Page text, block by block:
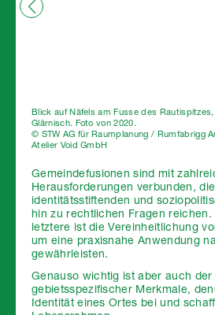
Blick auf Näfels am Fusse des
Glärnisch. Foto von 2020.
© STW AG für Raumplanung / Rumfabrigg
Atelier Void GmbH
Gemeindefusionen sind mit
Herausforderungen verbunden,
identitätsstiftenden und
hin zu rechtlichen Fragen
letztere ist die Vereinheitlichung
um eine praxisnahe Anwendung
gewährleisten.
Genauso wichtig ist aber auch der
gebietsspezifischer Merkmale,
Identität eines Ortes bei und